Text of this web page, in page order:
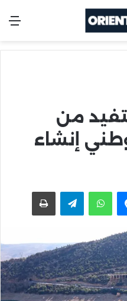
من
إنشاء
Messenger
WhatsApp
Telegramاطبعها